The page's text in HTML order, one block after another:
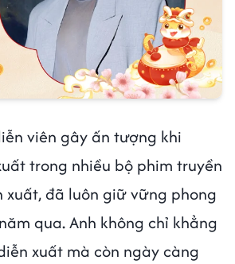
viên gây ấn tượng khi
trong nhiều bộ phim truyền
xuất, đã luôn giữ vững phong
qua.Anh không chỉ khẳng
xuất mà còn ngày càng